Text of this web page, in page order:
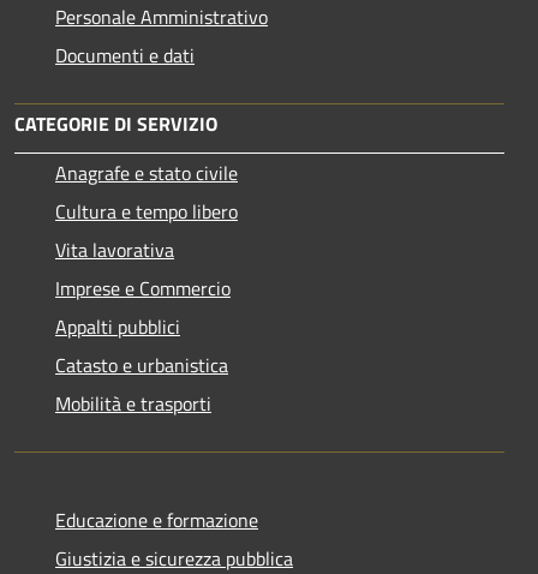
Personale Amministrativo
Documenti e dati
CATEGORIE DI SERVIZIO
Anagrafe e stato civile
Cultura e tempo libero
Vita lavorativa
Imprese e Commercio
Appalti pubblici
Catasto e urbanistica
Mobilità e trasporti
Educazione e formazione
Giustizia e sicurezza pubblica